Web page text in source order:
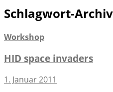
Schlagwort-
Workshop
HID space invaders
1. Januar 2011